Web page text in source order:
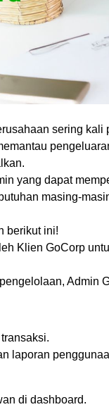
sering
yang dapat
masing-
berikut ini!
Klien GoCorp
Admin
laporan
di dashboard.